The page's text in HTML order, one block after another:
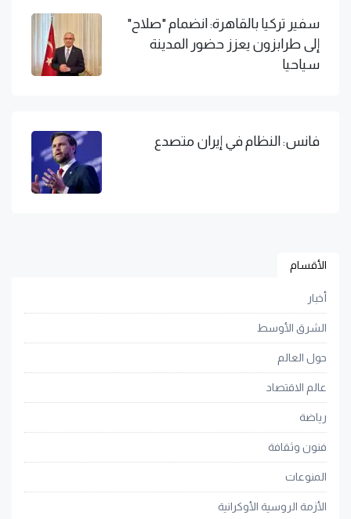
سفير تركيا بالقاهرة: انضمام "صلاح"
إلى طرابزون يعزز حضور المدينة
سياحيا
فانس: النظام في إيران متصدع
الأقسام
أخبار
الشرق الأوسط
حول العالم
عالم الاقتصاد
رياضة
فنون وثقافة
المنوعات
الأزمة الروسية الأوكرانية